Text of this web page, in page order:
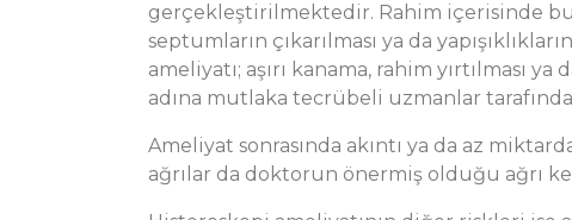
gerçekleştirilmektedir. Rahim içerisinde
septumların çıkarılması ya da
ameliyatı; aşırı kanama, rahim yırtılması
adına mutlaka tecrübeli uzmanlar
Ameliyat sonrasında akıntı ya da az
ağrılar da doktorun önermiş olduğu ağrı